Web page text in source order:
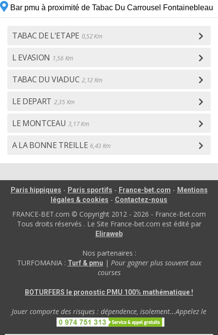
Bar pmu à proximité de Tabac Du Carrousel Fontainebleau
TABAC DE L'ETAPE 0,52 Km
L EVASION 1,56 Km
TABAC DU VIADUC 2,12 Km
LE DEPART 2,35 Km
LE MONTCEAU 3,17 Km
A LA BONNE TREILLE 6,43 Km
Paris hippiques - Paris sportifs - France-bet.com - Mentions
légales & cookies - Contactez-nous
FRANCE-BET.com © Copyright 2012 - 2026 - France-Bet.com
Tous droits réservés . Le Site France-bet.com est édité par
Eliraweb
Nos partenaires :
TURFOMANIA : Turf & pmu | Pour gagner plus souvent aux
courses
BOTURFERS le pronostic PMU 100% mathématique !
Jouer comporte des risques : dépendence, isolement...Appelez le